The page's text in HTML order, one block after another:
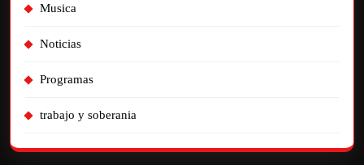
Musica
Noticias
Programas
trabajo y soberania